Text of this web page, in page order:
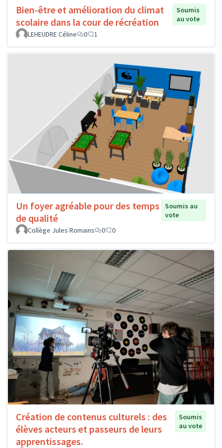
Bien-être et amélioration du climat
scolaire dans la cour de récréation
Soumis
au vote
LEHEUDRE Céline
0 1
Un foyer agréable pour des temps
de qualité
Soumis au
vote
Collège Jules Romains
0 0
Création de contenus culturels : des
élèves acteurs et passeurs de leurs
apprentissages.
Soumis
au vote